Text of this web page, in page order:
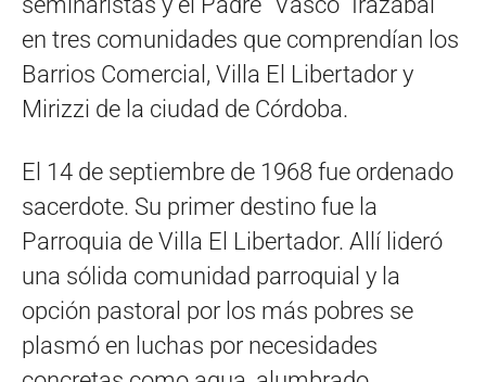
en tres comunidades que comprendían los
Barrios Comercial, Villa El Libertador y
Mirizzi de la ciudad de Córdoba.
El 14 de septiembre de 1968 fue ordenado
sacerdote. Su primer destino fue la
Parroquia de Villa El Libertador. Allí lideró
una sólida comunidad parroquial y la
opción pastoral por los más pobres se
plasmó en luchas por necesidades